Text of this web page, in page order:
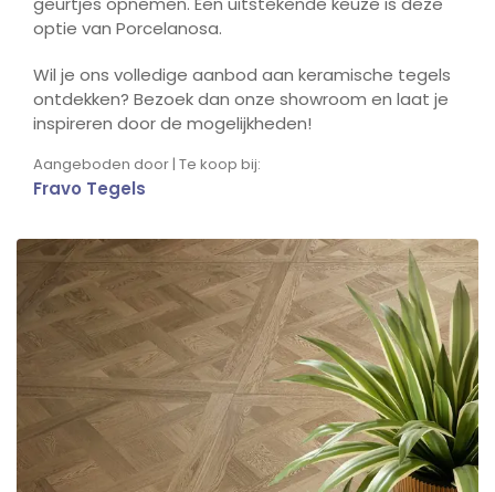
optie van Porcelanosa.
Wil je ons volledige aanbod aan keramische tegels
ontdekken? Bezoek dan onze showroom en laat je
inspireren door de mogelijkheden!
Aangeboden door | Te koop bij:
Fravo Tegels